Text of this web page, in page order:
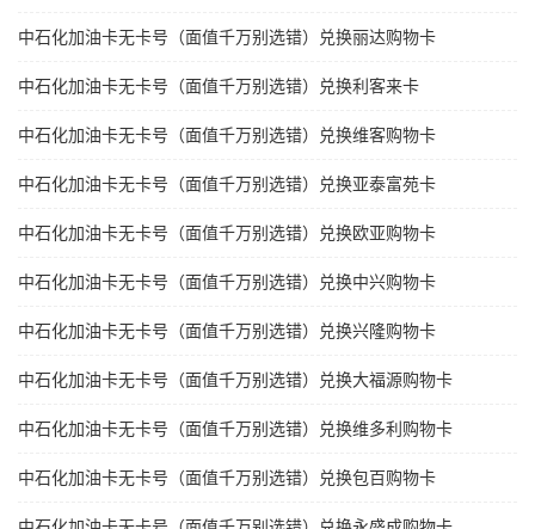
中石化加油卡无卡号（面值千万别选错）兑换丽达购物卡
中石化加油卡无卡号（面值千万别选错）兑换利客来卡
中石化加油卡无卡号（面值千万别选错）兑换维客购物卡
中石化加油卡无卡号（面值千万别选错）兑换亚泰富苑卡
中石化加油卡无卡号（面值千万别选错）兑换欧亚购物卡
中石化加油卡无卡号（面值千万别选错）兑换中兴购物卡
中石化加油卡无卡号（面值千万别选错）兑换兴隆购物卡
中石化加油卡无卡号（面值千万别选错）兑换大福源购物卡
中石化加油卡无卡号（面值千万别选错）兑换维多利购物卡
中石化加油卡无卡号（面值千万别选错）兑换包百购物卡